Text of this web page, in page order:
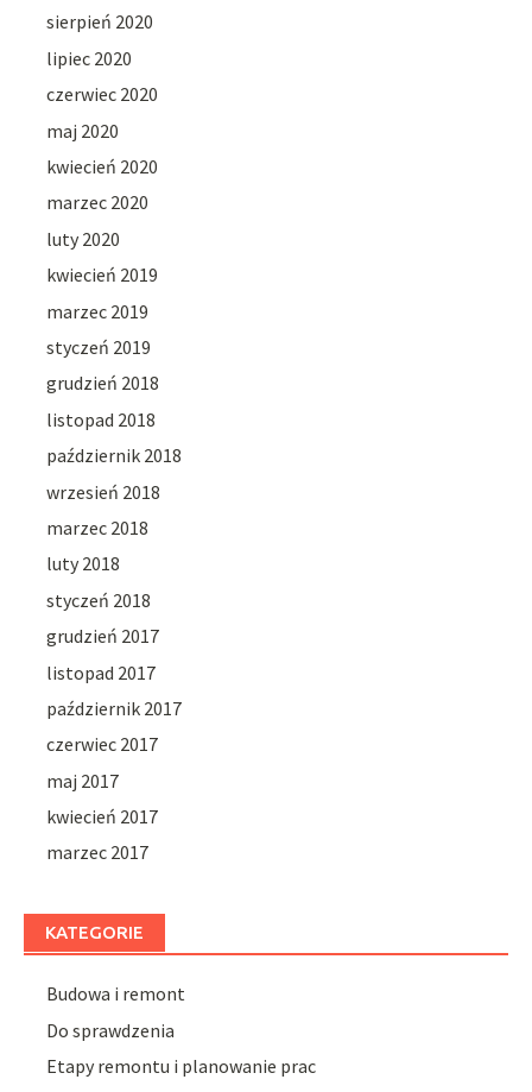
sierpień 2020
lipiec 2020
czerwiec 2020
maj 2020
kwiecień 2020
marzec 2020
luty 2020
kwiecień 2019
marzec 2019
styczeń 2019
grudzień 2018
listopad 2018
październik 2018
wrzesień 2018
marzec 2018
luty 2018
styczeń 2018
grudzień 2017
listopad 2017
październik 2017
czerwiec 2017
maj 2017
kwiecień 2017
marzec 2017
KATEGORIE
Budowa i remont
Do sprawdzenia
Etapy remontu i planowanie prac